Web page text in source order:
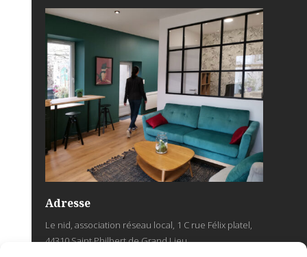
Adresse
Le nid, association réseau local, 1 C rue Félix platel,
44310 Saint Philbert de Grand Lieu